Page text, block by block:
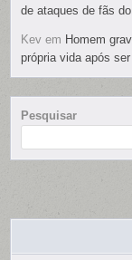
de ataques de fãs
Kev em Homem
própria vida após
Pesquisar